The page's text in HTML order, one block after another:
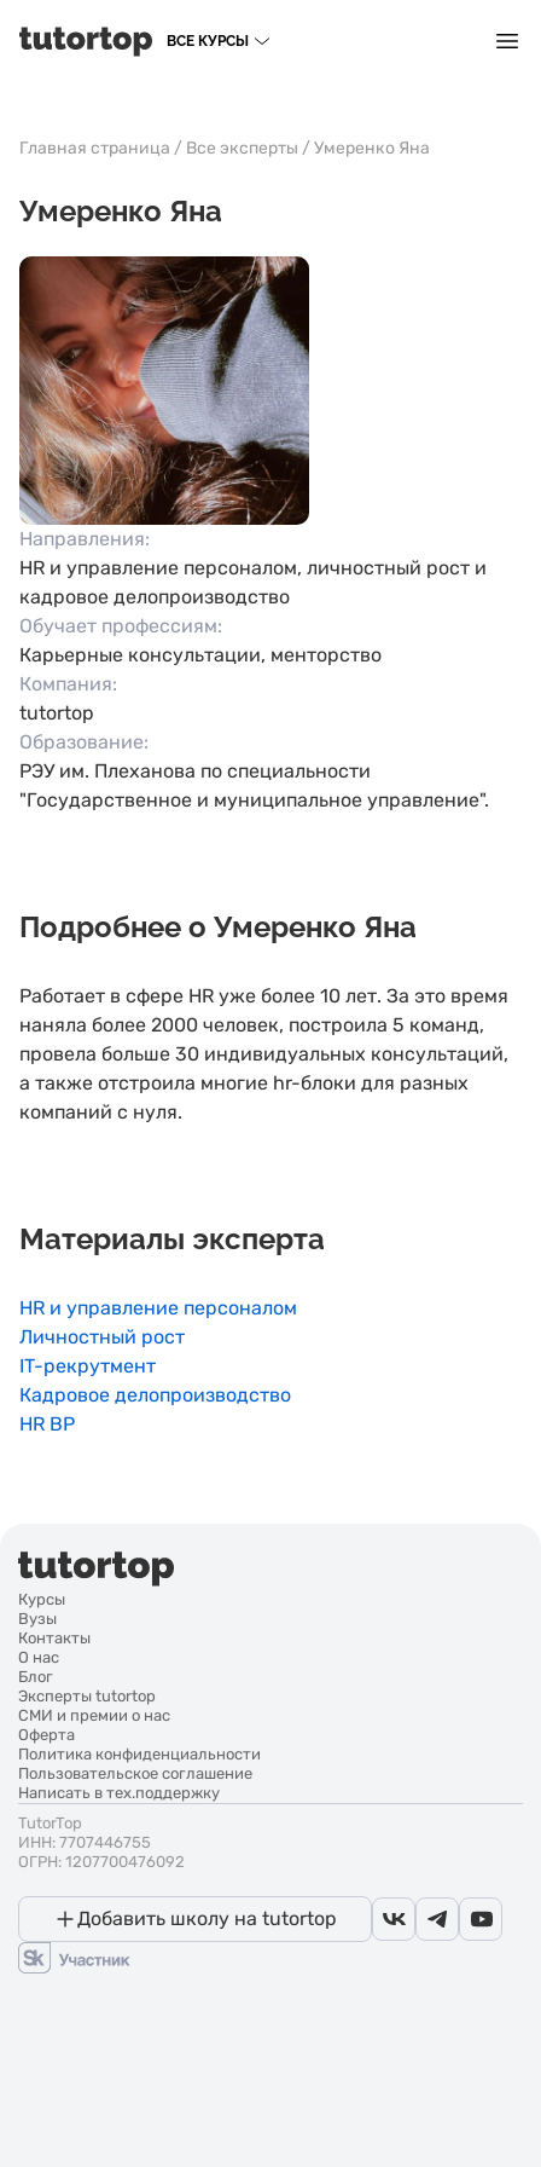
ВСЕ КУРСЫ
Главная страница / Все эксперты /Умеренко Яна
Умеренко Яна
Направления:
HR и управление персоналом, личностный рост и
кадровое делопроизводство
Обучает профессиям:
Карьерные консультации, менторство
Компания:
tutortop
Образование:
РЭУ им. Плеханова по специальности
"Государственное и муниципальное управление".
Подробнее о Умеренко Яна
Работает в сфере HR уже более 10 лет. За это время
наняла более 2000 человек, построила 5 команд,
провела больше 30 индивидуальных консультаций,
а также отстроила многие hr-блоки для разных
компаний с нуля.
Материалы эксперта
HR и управление персоналом
Личностный рост
IT-рекрутмент
Кадровое делопроизводство
HR BP
Курсы
Вузы
Контакты
О нас
Блог
Эксперты tutortop
СМИ и премии о нас
Оферта
Политика конфиденциальности
Пользовательское соглашение
Написать в тех.поддержку
TutorTop
ИНН: 7707446755
ОГРН: 1207700476092
Добавить школу на tutortop